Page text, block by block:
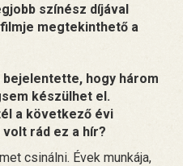
színész díjával
megtekinthető a
bejelentette, hogy három
készülhet el.
a következő évi
rád ez a hír?
csinálni. Évek munkája,